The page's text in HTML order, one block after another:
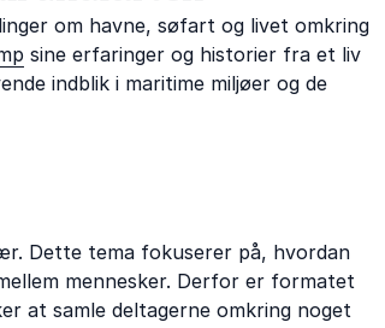
om havne, søfart og livet omkring
sine erfaringer og historier fra et liv
indblik i maritime miljøer og de
Dette tema fokuserer på, hvordan
mennesker. Derfor er formatet
at samle deltagerne omkring noget